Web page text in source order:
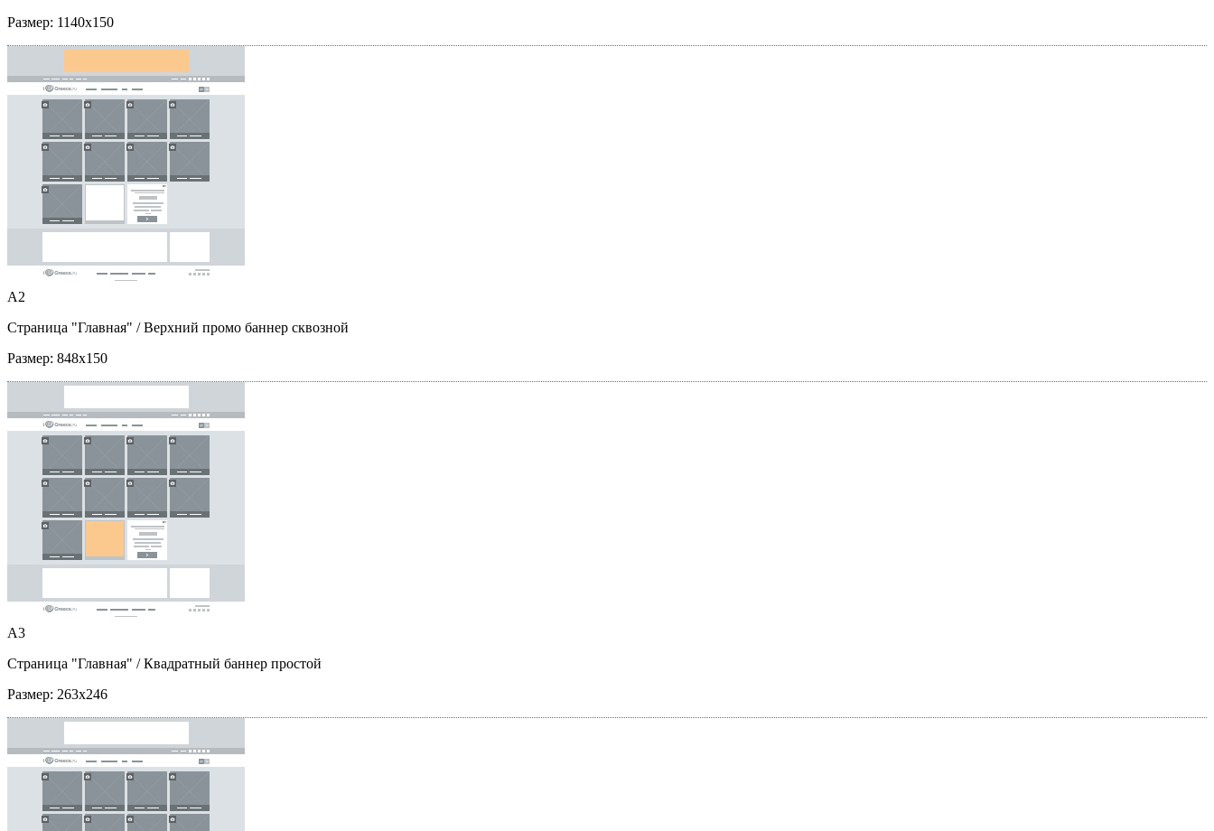
Размер: 1140x150
A2
Страница "Главная" / Верхний промо баннер сквозной
Размер: 848x150
A3
Страница "Главная" / Квадратный баннер простой
Размер: 263x246